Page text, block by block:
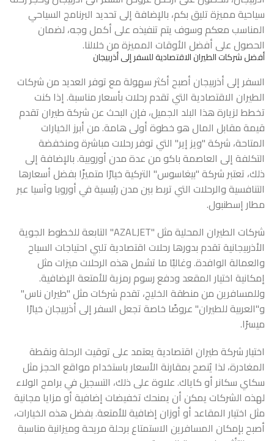
سياحية مميزة تليق بكم، بالإضافة إلى تحديد البرنامج السياحي
المناسب معكم وسوف يتم تنفيذه على أكمل وجه، لضمان
الحصول على أفضل الأوقات المميزة من خلالنا.
أفضل شركات الطيران الاقتصادية للسفر إلى أذربيجان
السفر إلى أذربيجان أصبح أكثر سهولة مع توفر العديد من شركات
الطيران الاقتصادية التي تقدم رحلات بأسعار مناسبة. إذا كنت
تخطط لزيارة هذا البلد الجميل، فإن البحث عن شركة طيران تقدم
قيمة مقابل المال هو خطوة أولى هامة. من أبرز الخيارات
المتاحة، شركة "ويز إير" التي توفر رحلات مباشرة ومنخفضة
التكلفة إلى العاصمة باكو من عدة مدن أوروبية. بالإضافة إلى
ذلك، تعتبر شركة "بيغاسوس" التركية خيارًا متميزًا بفضل أسعارها
التنافسية والرحلات التي تربط بين مدن رئيسية في أوروبا وآسيا عبر
مطار إسطنبول.
شركات الطيران المحلية مثل "AZALJET" التابعة للخطوط الجوية
الأذربيجانية تقدم بدورها رحلات اقتصادية تلبي احتياجات السياح
والعمالة الوافدة. وغالبًا ما تشمل هذه الرحلات ميزات مثل
إمكانية اختيار المقعد ودفع رسوم رمزية للأمتعة الإضافية.
وللمسافرين من منطقة الخليج، تقدم شركات مثل "طيران ناس"
و"العربية للطيران" عروضًا خاصة تجعل السفر إلى أذربيجان خيارًا
ميسرًا.
اختيار شركة طيران اقتصادية يعتمد على توقيت الرحلة ونقطة
المغادرة، لذا يُنصح بمقارنة الأسعار باستخدام مواقع الحجز مثل
سكاي سكانر أو كاياك. علاوة على ذلك، التسجيل في برامج الولاء
لهذه الشركات يمكن أن يمنحك تخفيضات إضافية أو مزايا مجانية
مثل اختيار المقاعد أو أوزان إضافية للأمتعة. بفضل هذه الخيارات،
أصبح بإمكان المسافرين الاستمتاع برحلة مريحة وميزانية مناسبة